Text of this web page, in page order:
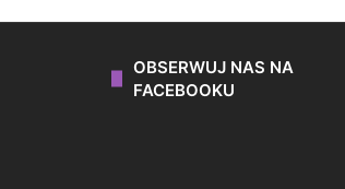
OBSERWUJ NAS NA
FACEBOOKU